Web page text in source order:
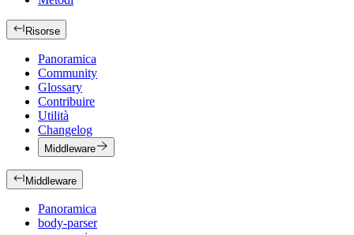
Risorse
Panoramica
Community
Glossary
Contribuire
Utilità
Changelog
Middleware
Middleware
Panoramica
body-parser